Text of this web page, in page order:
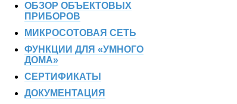
ОБЗОР ОБЪЕКТОВЫХ
ПРИБОРОВ
МИКРОСОТОВАЯ СЕТЬ
ФУНКЦИИ ДЛЯ «УМНОГО
ДОМА»
СЕРТИФИКАТЫ
ДОКУМЕНТАЦИЯ